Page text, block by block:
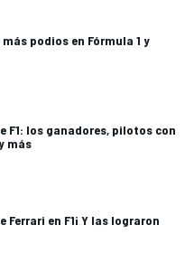
podios en Fórmula 1 y
F1: los ganadores, pilotos con
más
Ferrari en F1¡ Y las lograron